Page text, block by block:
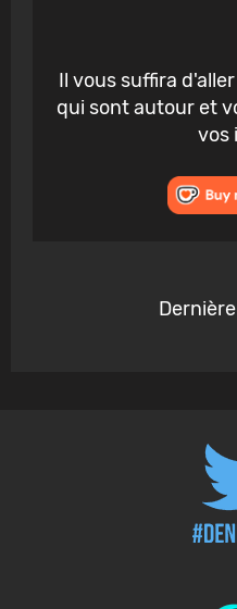
Il vous suffira
qui sont autour et
vos